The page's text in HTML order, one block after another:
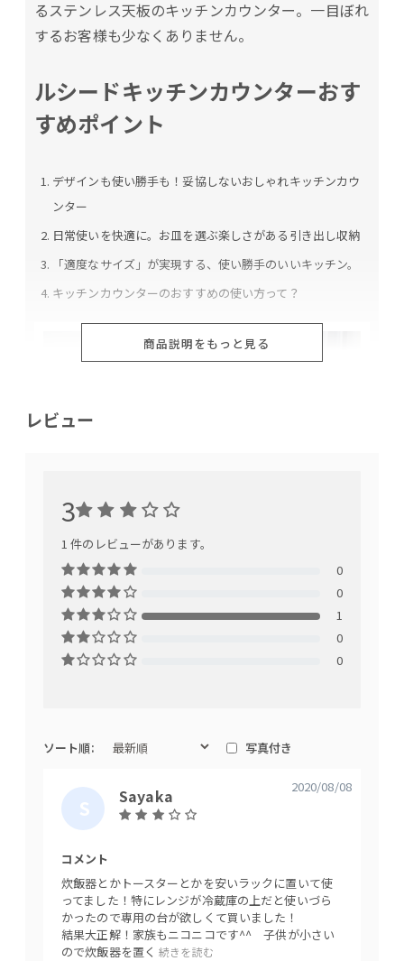
るステンレス天板のキッチンカウンター。一目ぼれ
するお客様も少なくありません。
ルシードキッチンカウンターおす
すめポイント
デザインも使い勝手も！妥協しないおしゃれキッチンカウ
ンター
日常使いを快適に。お皿を選ぶ楽しさがある引き出し収納
「適度なサイズ」が実現する、使い勝手のいいキッチン。
キッチンカウンターのおすすめの使い方って？
1. デザインも使い勝手も！妥協しな
いおしゃれキッチンカウンター
組み合わせることで、都会的なデザインに仕上げて
います。このMIX感が、ルシードのおしゃれポイン
ト。殺風景になりがちなキッチンにメリハリが生ま
れ、ぐっとスタイリッシュな空間に。
商品説明をもっと見る
レビュー
3
1 件のレビューがあります。
0
0
1
0
0
ソート順: 写真付き
S
A
Y
A
K
A
Sayaka 2020/08/08
コメント
炊飯器とかトースターとかを安いラックに置いて使
ってました！特にレンジが冷蔵庫の上だと使いづら
かったので専用の台が欲しくて買いました！
結果大正解！家族もニコニコです^^ 子供が小さい
ので炊飯器を置く続きを読む